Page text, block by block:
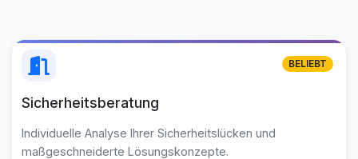
Sicherheitsberatung
Individuelle Analyse Ihrer Sicherheitslücken und
maßgeschneiderte Lösungskonzepte.
BELIEBT